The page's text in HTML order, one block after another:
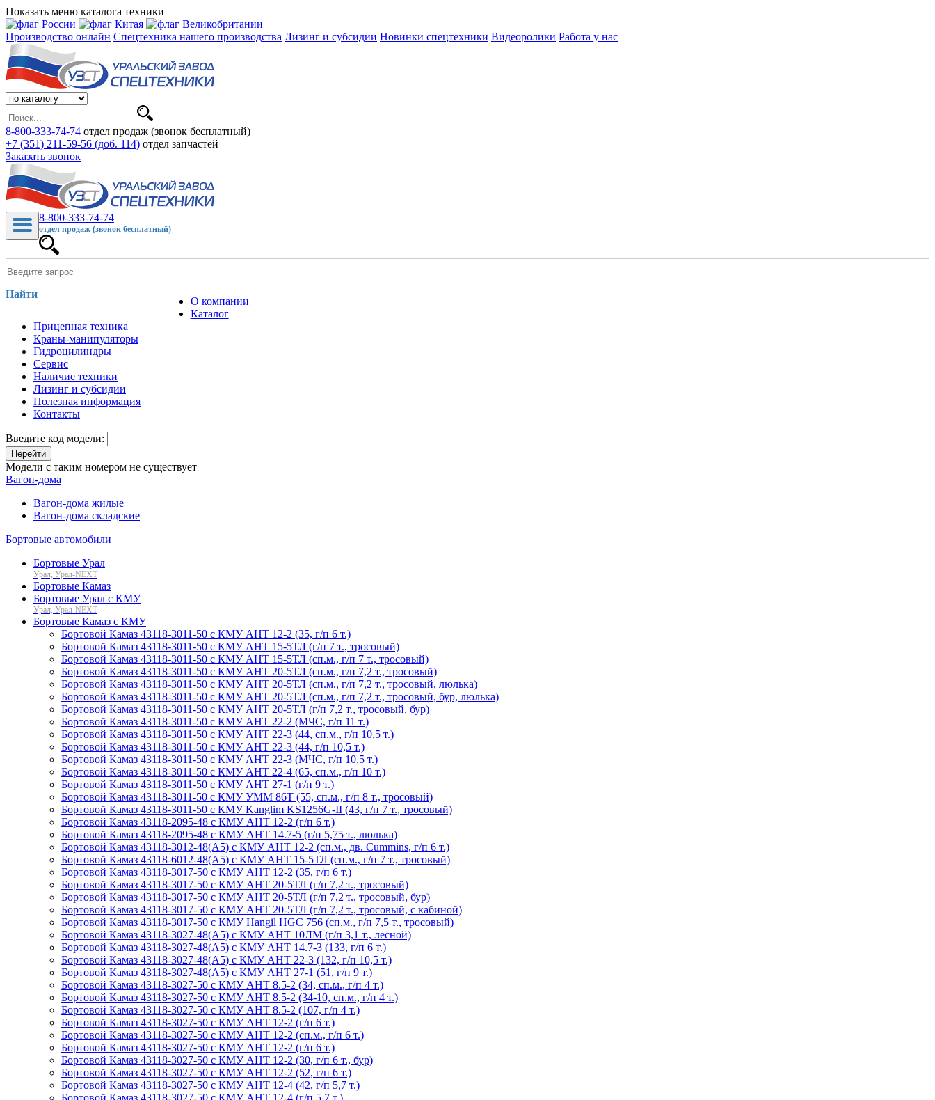
Показать меню каталога техники
Производство онлайн Спецтехника нашего производства Лизинг и субсидии Новинки спецтехники Видеоролики Работа у нас
8-800-333-74-74 отдел продаж (звонок бесплатный)
+7 (351) 211-59-56 (доб. 114) отдел запчастей
Заказать звонок
8-800-333-74-74
отдел продаж (звонок бесплатный)
Найти
О компании
Каталог
Прицепная техника
Краны-манипуляторы
Гидроцилиндры
Сервис
Наличие техники
Лизинг и субсидии
Полезная информация
Контакты
Введите код модели:
Перейти
Модели с таким номером не существует
Вагон-дома
Вагон-дома жилые
Вагон-дома складские
Бортовые автомобили
Бортовые Урал
Урал, Урал-NEXT
Бортовые Камаз
Бортовые Урал с КМУ
Урал, Урал-NEXT
Бортовые Камаз с КМУ
Бортовой Камаз 43118-3011-50 с КМУ АНТ 12-2 (35, г/п 6 т.)
Бортовой Камаз 43118-3011-50 с КМУ АНТ 15-5ТЛ (г/п 7 т., тросовый)
Бортовой Камаз 43118-3011-50 с КМУ АНТ 15-5ТЛ (сп.м., г/п 7 т., тросовый)
Бортовой Камаз 43118-3011-50 с КМУ АНТ 20-5ТЛ (сп.м., г/п 7,2 т., тросовый)
Бортовой Камаз 43118-3011-50 с КМУ АНТ 20-5ТЛ (сп.м., г/п 7,2 т., тросовый, люлька)
Бортовой Камаз 43118-3011-50 с КМУ АНТ 20-5ТЛ (сп.м., г/п 7,2 т., тросовый, бур, люлька)
Бортовой Камаз 43118-3011-50 с КМУ АНТ 20-5ТЛ (г/п 7,2 т., тросовый, бур)
Бортовой Камаз 43118-3011-50 с КМУ АНТ 22-2 (МЧС, г/п 11 т.)
Бортовой Камаз 43118-3011-50 с КМУ АНТ 22-3 (44, сп.м., г/п 10,5 т.)
Бортовой Камаз 43118-3011-50 с КМУ АНТ 22-3 (44, г/п 10,5 т.)
Бортовой Камаз 43118-3011-50 с КМУ АНТ 22-3 (МЧС, г/п 10,5 т.)
Бортовой Камаз 43118-3011-50 с КМУ АНТ 22-4 (65, сп.м., г/п 10 т.)
Бортовой Камаз 43118-3011-50 с КМУ АНТ 27-1 (г/п 9 т.)
Бортовой Камаз 43118-3011-50 с КМУ УММ 86Т (55, сп.м., г/п 8 т., тросовый)
Бортовой Камаз 43118-3011-50 с КМУ Kanglim KS1256G-II (43, г/п 7 т., тросовый)
Бортовой Камаз 43118-2095-48 с КМУ АНТ 12-2 (г/п 6 т.)
Бортовой Камаз 43118-2095-48 с КМУ АНТ 14.7-5 (г/п 5,75 т., люлька)
Бортовой Камаз 43118-3012-48(А5) с КМУ АНТ 12-2 (сп.м., дв. Cummins, г/п 6 т.)
Бортовой Камаз 43118-6012-48(А5) с КМУ АНТ 15-5ТЛ (сп.м., г/п 7 т., тросовый)
Бортовой Камаз 43118-3017-50 с КМУ АНТ 12-2 (35, г/п 6 т.)
Бортовой Камаз 43118-3017-50 с КМУ АНТ 20-5ТЛ (г/п 7,2 т., тросовый)
Бортовой Камаз 43118-3017-50 с КМУ АНТ 20-5ТЛ (г/п 7,2 т., тросовый, бур)
Бортовой Камаз 43118-3017-50 с КМУ АНТ 20-5ТЛ (г/п 7,2 т., тросовый, с кабиной)
Бортовой Камаз 43118-3017-50 с КМУ Hangil HGC 756 (сп.м., г/п 7,5 т., тросовый)
Бортовой Камаз 43118-3027-48(A5) с КМУ АНТ 10ЛМ (г/п 3,1 т., лесной)
Бортовой Камаз 43118-3027-48(A5) с КМУ АНТ 14.7-3 (133, г/п 6 т.)
Бортовой Камаз 43118-3027-48(A5) с КМУ АНТ 22-3 (132, г/п 10,5 т.)
Бортовой Камаз 43118-3027-48(A5) с КМУ АНТ 27-1 (51, г/п 9 т.)
Бортовой Камаз 43118-3027-50 с КМУ АНТ 8.5-2 (34, сп.м., г/п 4 т.)
Бортовой Камаз 43118-3027-50 с КМУ АНТ 8.5-2 (34-10, сп.м., г/п 4 т.)
Бортовой Камаз 43118-3027-50 с КМУ АНТ 8.5-2 (107, г/п 4 т.)
Бортовой Камаз 43118-3027-50 с КМУ АНТ 12-2 (г/п 6 т.)
Бортовой Камаз 43118-3027-50 с КМУ АНТ 12-2 (сп.м., г/п 6 т.)
Бортовой Камаз 43118-3027-50 с КМУ АНТ 12-2 (г/п 6 т.)
Бортовой Камаз 43118-3027-50 с КМУ АНТ 12-2 (30, г/п 6 т., бур)
Бортовой Камаз 43118-3027-50 с КМУ АНТ 12-2 (52, г/п 6 т.)
Бортовой Камаз 43118-3027-50 с КМУ АНТ 12-4 (42, г/п 5,7 т.)
Бортовой Камаз 43118-3027-50 с КМУ АНТ 12-4 (г/п 5,7 т.)